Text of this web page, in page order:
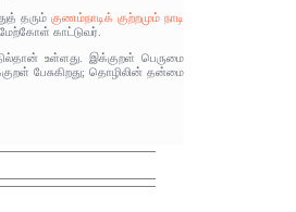
தரும் குணம்நாடிக் குற்றமும் நாடி
காட்டுவர்.
உள்ளது. இக்குறள் பெருமை
பேசுகிறது; தொழிலின் தன்மை